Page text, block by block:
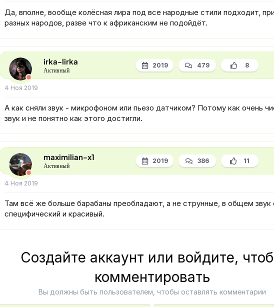
Да, вполне, вообще колёсная лира под все народные стили подходит,
разных народов, разве что к африканским не подойдёт.
irka-lirka
Активный
2019 479 8
4 Ноя 2019
А как сняли звук - микрофоном или пьезо датчиком? Потому как очень
звук и не понятно как этого достигли.
maximilian-x1
Активный
2019 386 11
4 Ноя 2019
Там всё же больше барабаны преобладают, а не струнные, в общем звук
специфический и красивый.
Создайте аккаунт или войдите,
комментировать
Вы должны быть пользователем, чтобы оставлять комментарии